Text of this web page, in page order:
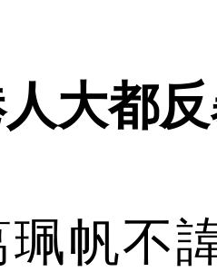
大都
不諱